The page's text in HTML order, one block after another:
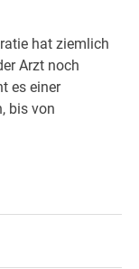
hat ziemlich
Arzt noch
es einer
bis von